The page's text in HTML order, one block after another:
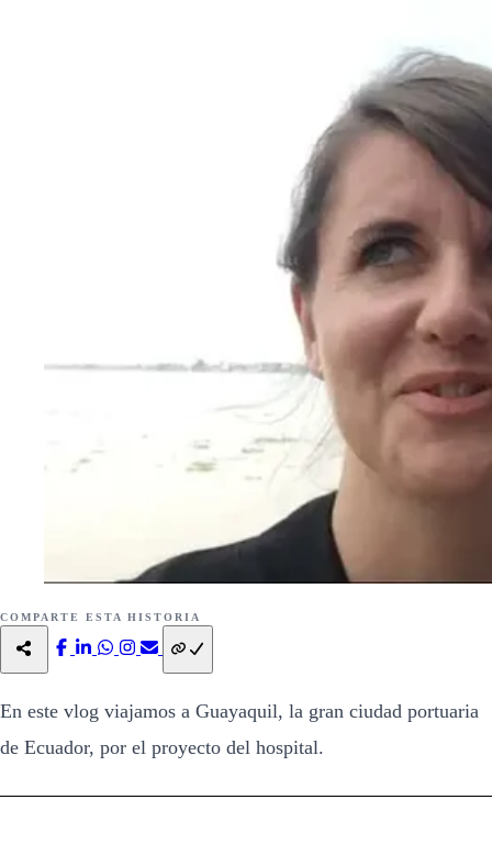
COMPARTE ESTA HISTORIA
En este vlog viajamos a Guayaquil, la gran ciudad portuaria
de Ecuador, por el proyecto del hospital.